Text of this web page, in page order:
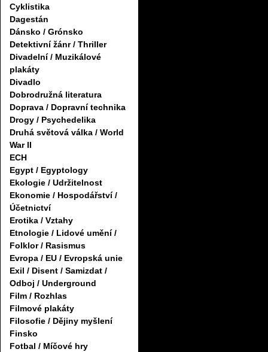
Cyklistika
Dagestán
Dánsko / Grónsko
Detektivní žánr / Thriller
Divadelní / Muzikálové
plakáty
Divadlo
Dobrodružná literatura
Doprava / Dopravní technika
Drogy / Psychedelika
Druhá světová válka / World
War II
ECH
Egypt / Egyptology
Ekologie / Udržitelnost
Ekonomie / Hospodářství /
Účetnictví
Erotika / Vztahy
Etnologie / Lidové umění /
Folklor / Rasismus
Evropa / EU / Evropská unie
Exil / Disent / Samizdat /
Odboj / Underground
Film / Rozhlas
Filmové plakáty
Filosofie / Dějiny myšlení
Finsko
Fotbal / Míčové hry